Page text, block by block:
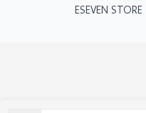
ESEVEN STORE